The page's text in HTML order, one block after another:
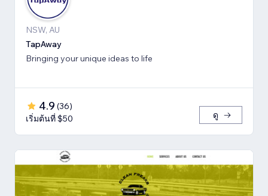
NSW, AU
TapAway
Bringing your unique ideas to life
4.9 (36)
เริ่มต้นที่ $50
ดู